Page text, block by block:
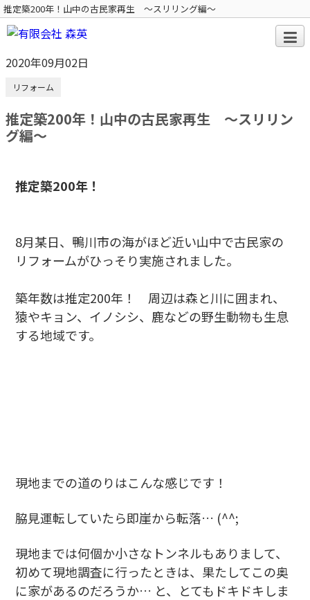
推定築200年！山中の古民家再生 ～スリリング編～
2020年09月02日
リフォーム
推定築200年！山中の古民家再生 ～スリリン
グ編～
推定築200年！
8月某日、鴨川市の海がほど近い山中で古民家の
リフォームがひっそり実施されました。
築年数は推定200年！ 周辺は森と川に囲まれ、
猿やキョン、イノシシ、鹿などの野生動物も生息
する地域です。
現地までの道のりはこんな感じです！
脇見運転していたら即崖から転落… (^^;
現地までは何個か小さなトンネルもありまして、
初めて現地調査に行ったときは、果たしてこの奥
に家があるのだろうか… と、とてもドキドキしま